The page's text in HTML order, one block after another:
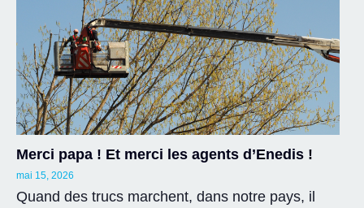
Merci papa ! Et merci les agents d’Enedis !
mai 15, 2026
Quand des trucs marchent, dans notre pays, il